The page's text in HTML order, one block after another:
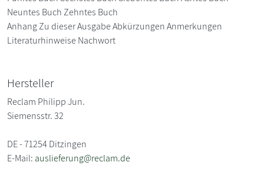
Neuntes Buch Zehntes Buch
Anhang Zu dieser Ausgabe Abkürzungen Anmerkungen
Literaturhinweise Nachwort
Hersteller
Reclam Philipp Jun.
Siemensstr. 32
DE - 71254 Ditzingen
E-Mail: auslieferung@reclam.de